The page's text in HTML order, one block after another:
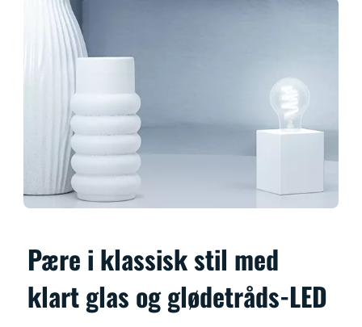
Pære i klassisk stil med
klart glas og glødetråds-LED